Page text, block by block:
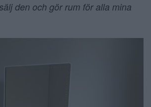
den och gör rum för alla mina